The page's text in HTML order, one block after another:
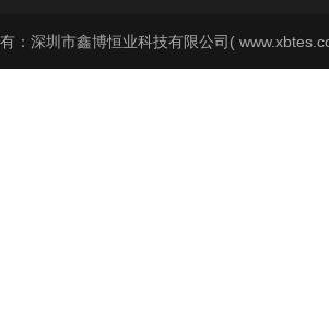
：深圳市鑫博恒业科技有限公司(